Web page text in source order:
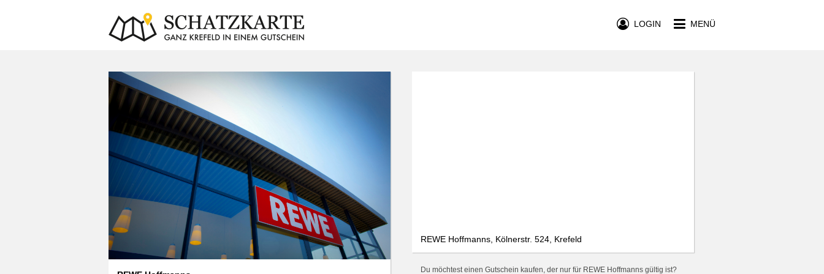
MENÜ
LOGIN
REWE Hoffmanns, Kölnerstr. 524, Krefeld
Du möchtest einen Gutschein kaufen, der nur für REWE Hoffmanns gültig ist?